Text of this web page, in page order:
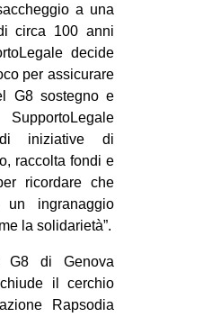
a una
circa 100 anni
decide
per assicurare
G8 sostegno e
iniziative di
raccolta fondi e
ricordare che
ingranaggio
la solidarietà”.
di Genova
il cerchio
Rapsodia